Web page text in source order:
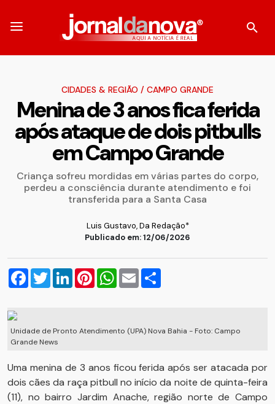
CIDADES & REGIÃO / CAMPO GRANDE
Menina de 3 anos fica ferida
após ataque de dois pitbulls
em Campo Grande
Criança sofreu mordidas em várias partes do corpo,
perdeu a consciência durante atendimento e foi
transferida para a Santa Casa
Luis Gustavo, Da Redação*
Publicado em: 12/06/2026
Facebook
TwitterLinkedInPinterestWhatsApp
Email
Unidade de Pronto Atendimento (UPA) Nova Bahia - Foto: Campo
Grande News
Uma menina de 3 anos ficou ferida após ser atacada por
dois cães da raça pitbull no início da noite de quinta-feira
(11), no bairro Jardim Anache, região norte de Campo